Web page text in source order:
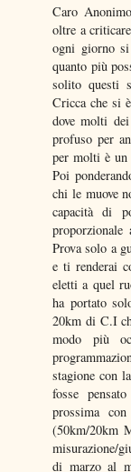
Caro
oltre a
ogni giorno
quanto più
solito questi
Cricca che si
dove molti
profuso per
per molti è un
Poi
chi le muove
capacità di
Prova solo a
e ti renderai
eletti a quel
ha portato
20km di C.I
modo più
stagione con
fosse
prossima
(50km/20km
misurazione/
di marzo al